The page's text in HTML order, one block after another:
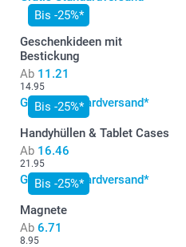
Bis -25%*
Geschenkideen mit
Bestickung
Ab 11.21
14.95
Gratis Standardversand*
Bis -25%*
Handyhüllen & Tablet Cases
Ab 16.46
21.95
Gratis Standardversand*
Bis -25%*
Magnete
Ab 6.71
8.95